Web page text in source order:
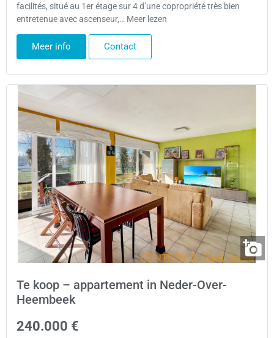
facilités, situé au 1er étage sur 4 d’une copropriété très bien
entretenue avec ascenseur,… Meer lezen
Meer info Contact
Te koop – appartement in Neder-Over-
Heembeek
240.000 €